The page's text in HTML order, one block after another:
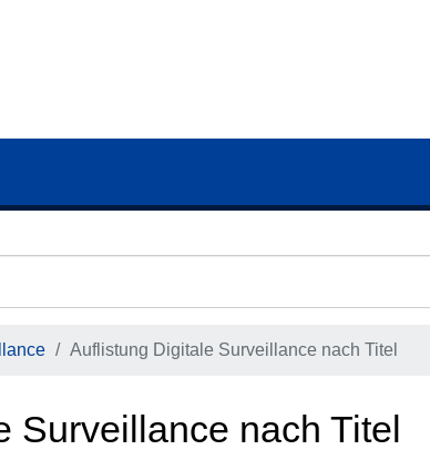
Auflistung Digitale Surveillance nach Titel
Surveillance nach Titel